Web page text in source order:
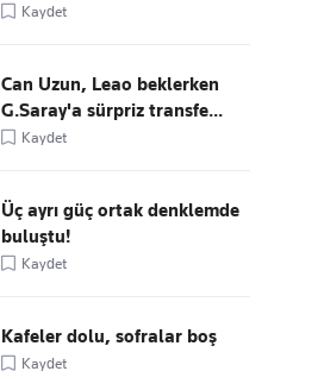
Kaydet
Can Uzun, Leao beklerken
G.Saray'a sürpriz transfe...
Kaydet
Üç ayrı güç ortak denklemde
buluştu!
Kaydet
Kafeler dolu, sofralar boş
Kaydet